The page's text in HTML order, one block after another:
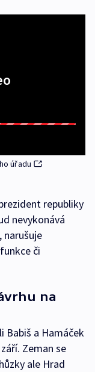
úřadu
republiky
nevykonává
narušuje
či
na
Babiš a Hamáček
Zeman se
ale Hrad